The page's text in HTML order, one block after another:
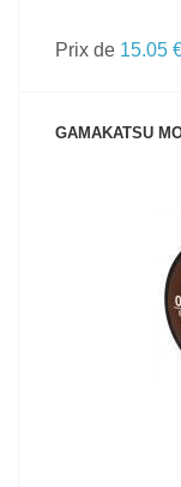
Prix de 15.05
GAMAKATSU